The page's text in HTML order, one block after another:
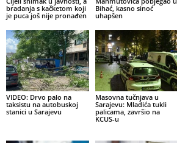
bradanja s kačketom koji
je puca još nije pronađen
Bihać, kasno sinoć
uhapšen
VIDEO: Drvo palo na
taksistu na autobuskoj
stanici u Sarajevu
Masovna tučnjava u
Sarajevu: Mladića tukli
palicama, završio na
KCUS-u